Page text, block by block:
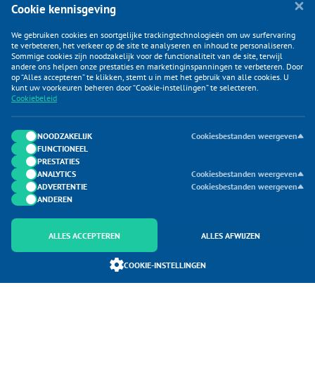
KLANTENSERVICE
CATEGORIEËN
DUIJVELAAR E-COMMERCE
CONTACTEN
Onderdeel van Duijvelaar E-commerce
SoloMono.net
Cookie kennisgeving
We gebruiken cookies en soortgelijke trackingtechnologieën om uw surfervaring
te verbeteren, het verkeer op de site te analyseren en inhoud te personaliseren.
Sommige cookies zijn noodzakelijk voor de functionaliteit van de site, terwijl
andere ons helpen onze prestaties en marketinginspanningen te verbeteren. Door
op “Alles accepteren” te klikken, stemt u in met het gebruik van alle cookies. U
kunt uw voorkeuren beheren door “Cookie-instellingen” te selecteren.
Cookiebeleid
NOODZAKELIJK
Cookiesbestanden weergeven
FUNCTIONEEL
PRESTATIES
ANALYTICS
Cookiesbestanden weergeven
ADVERTENTIE
Cookiesbestanden weergeven
ANDEREN
ALLES ACCEPTEREN ALLES AFWIJZEN
COOKIE-INSTELLINGEN